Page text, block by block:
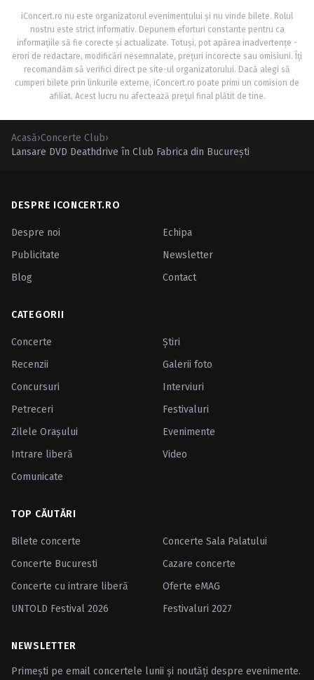
iConcert.ro nu este organizatorul evenimentului și nu vinde bilete. Rolul
nostru este strict informativ. Depunem eforturi constante pentru ca
informațiile să fie corecte și actualizate. Totuși, pot apărea inadvertențe -
erori de redactare, modificări nesemnalate, prețuri incorecte sau omisiuni. Îți
recomandăm să verifici direct pe site-ul organizatorului. Dacă alegi să
cumperi bilete prin linkurile externe, iConcert.ro poate primi un comision de
afiliat. Acest lucru nu afectează prețul final plătit de tine.
Acasă›Concerte Club›
Lansare DVD Deathdrive în Club Fabrica din Bucureşti
DESPRE ICONCERT.RO
Despre noi
Echipa
Publicitate
Newsletter
Blog
Contact
CATEGORII
Concerte
Ştiri
Recenzii
Galerii foto
Concursuri
Interviuri
Petreceri
Festivaluri
Zilele Oraşului
Evenimente
Intrare liberă
Video
Comunicate
TOP CĂUTĂRI
Bilete concerte
Concerte Sala Palatului
Concerte Bucuresti
Cazare concerte
Concerte cu intrare liberă
Oferte eMAG
UNTOLD Festival 2026
Festivaluri 2027
NEWSLETTER
Primești pe email concertele lunii și noutăți despre evenimente.